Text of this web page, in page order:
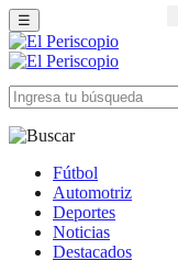
☰
Fútbol
Automotriz
Deportes
Noticias
Destacados